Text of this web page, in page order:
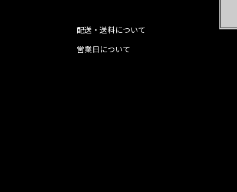
配送・送料について
営業日について